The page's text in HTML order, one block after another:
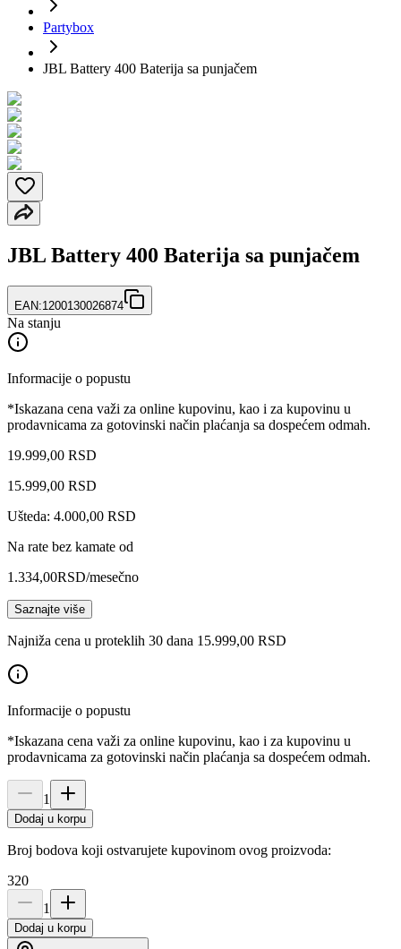
Partybox
JBL Battery 400 Baterija sa punjačem
JBL Battery 400 Baterija sa punjačem
EAN:1200130026874
Na stanju
Informacije o popustu
*Iskazana cena važi za online kupovinu, kao i za kupovinu u
prodavnicama za gotovinski način plaćanja sa dospećem odmah.
19.999,00 RSD
15.999,00 RSD
Ušteda: 4.000,00 RSD
Na rate bez kamate od
1.334,00RSD/mesečno
Saznajte više
Najniža cena u proteklih 30 dana 15.999,00 RSD
Informacije o popustu
*Iskazana cena važi za online kupovinu, kao i za kupovinu u
prodavnicama za gotovinski način plaćanja sa dospećem odmah.
1
Dodaj u korpu
Broj bodova koji ostvarujete kupovinom ovog proizvoda:
320
1
Dodaj u korpu